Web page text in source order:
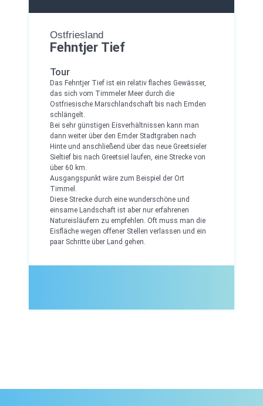
Ostfriesland
Fehntjer Tief
Tour
Das Fehntjer Tief ist ein relativ flaches Gewässer,
das sich vom Timmeler Meer durch die
Ostfriesische Marschlandschaft bis nach Emden
schlängelt.
Bei sehr günstigen Eisverhältnissen kann man
dann weiter über den Emder Stadtgraben nach
Hinte und anschließend über das neue Greetsieler
Sieltief bis nach Greetsiel laufen, eine Strecke von
über 60 km.
Ausgangspunkt wäre zum Beispiel der Ort
Timmel.
Diese Strecke durch eine wunderschöne und
einsame Landschaft ist aber nur erfahrenen
Natureisläufern zu empfehlen. Oft muss man die
Eisfläche wegen offener Stellen verlassen und ein
paar Schritte über Land gehen.